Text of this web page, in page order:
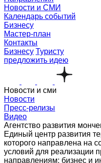
Новости и СМИ
Календарь событий
Бизнесу
Мастер-план
Контакты
Бизнесу Туристу
предложить идею
Новости и сми
Новости
Пресс-релизы
Видео
Агентство развития
Единый центр развития
которого направлена на
условий для реализации
направлениям: бизнес и